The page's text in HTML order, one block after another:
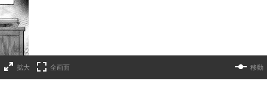
拡大 全画面 移動